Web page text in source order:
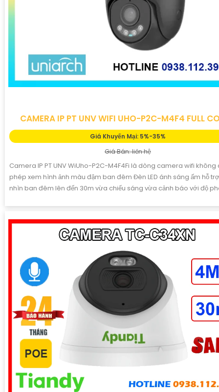
CAMERA IP PT UNV WIFI UHO-P2C-M4F4 FULL
Giá Khuyến Mại: 5%-35%
Giá Bán: liên hệ
Camera IP PT UNV WiUho-P2C-M4F4Fi là dòng camera wifi
phép xem hình ảnh màu đậm ban đêm Đèn LED ánh sáng ấm hỗ
nhìn ban đêm lên đến 30m vừa chiếu sáng vừa cảnh báo với độ